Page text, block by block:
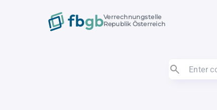
Verrechnungstelle
Republik Österreich